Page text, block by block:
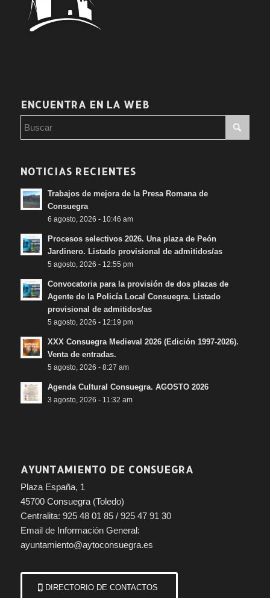
ENCUENTRA EN LA WEB
NOTICIAS RECIENTES
Trabajos de mejora de la Presa Romana de
Consuegra
6 agosto, 2026 - 10:46 am
Procesos selectivos 2026. Una plaza de Peón
Jardinero. Listado provisional de admitidos/as
5 agosto, 2026 - 12:55 pm
Convocatoria para la provisión de dos plazas de
Agente de la Policía Local Consuegra. Listado
provisional de admitidos/as
5 agosto, 2026 - 12:19 pm
XXX Consuegra Medieval 2026 (Edición 1997-2026).
Venta de entradas.
5 agosto, 2026 - 8:27 am
Agenda Cultural Consuegra. AGOSTO 2026
3 agosto, 2026 - 11:32 am
AYUNTAMIENTO DE CONSUEGRA
Plaza España, 1
45700 Consuegra (Toledo)
Centralita: 925 48 01 85 / 925 47 91 30
Email de Información General:
ayuntamiento@aytoconsuegra.es
DIRECTORIO DE CONTACTOS